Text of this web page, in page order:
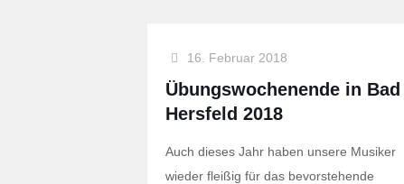
16. Februar 2018
Übungswochenende in Bad
Hersfeld 2018
Auch dieses Jahr haben unsere Musiker
wieder fleißig für das bevorstehende